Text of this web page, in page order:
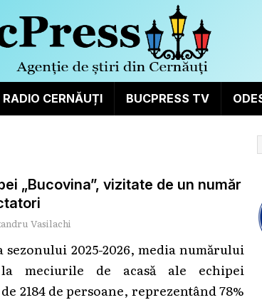
RADIO CERNĂUȚI BUCPRESS TV
„Bucovina”, vizitate de un număr
Vasilachi
2025-2026, media numărului
meciurile de acasă ale echipei
2184 de persoane, reprezentând 78%